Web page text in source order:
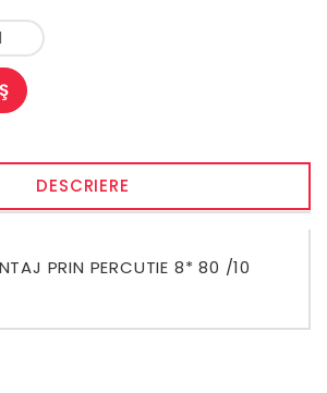
DESCRIERE
PRIN PERCUTIE 8* 80 /10